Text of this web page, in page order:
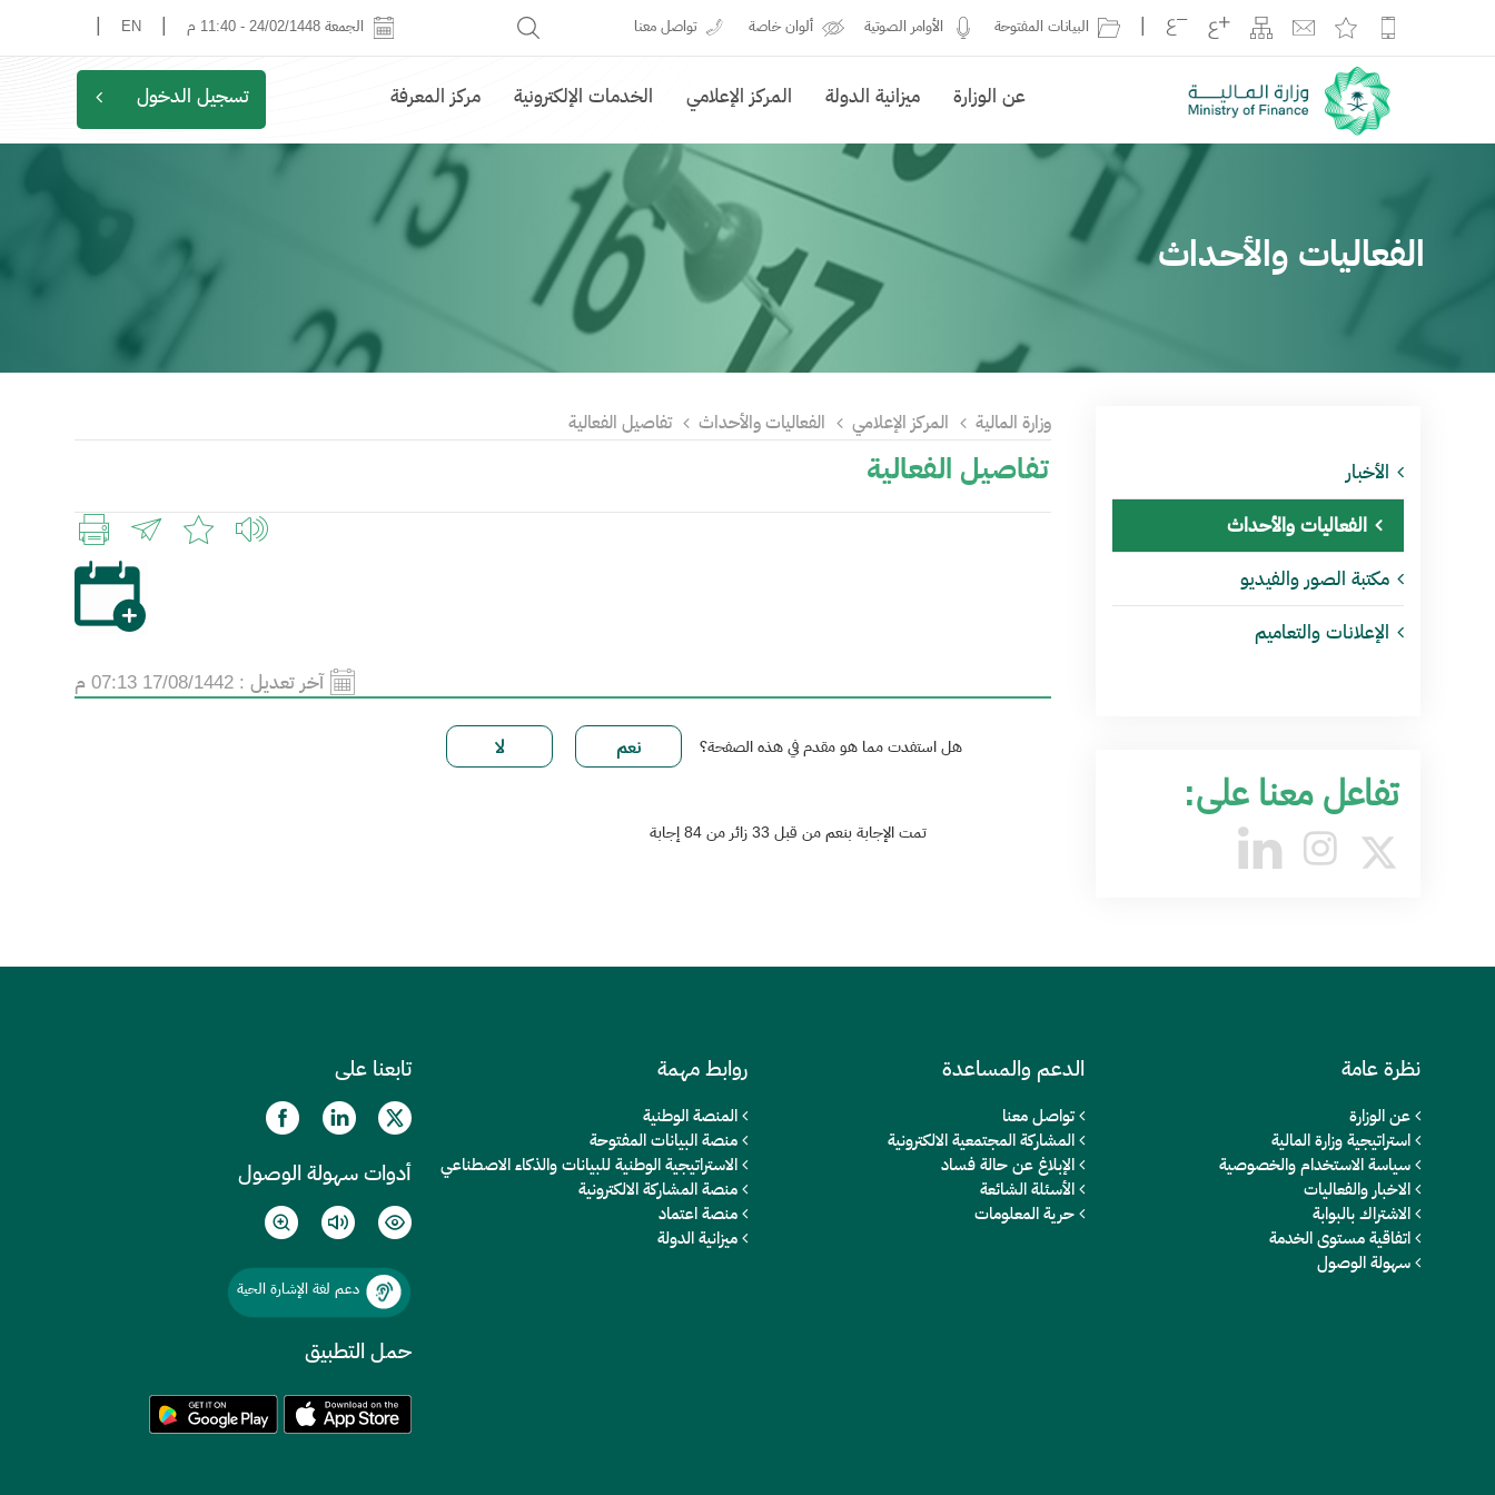
البيانات المفتوحة الأوامر الصوتية ألوان خاصة تواصل معنا EN الجمعة 24/02/1448 - 11:40 م
عن الوزارة ميزانية الدولة المركز الإعلامي الخدمات الإلكترونية مركز المعرفة تسجيل الدخول
الفعاليات والأحداث
الأخبار
الفعاليات والأحداث
مكتبة الصور والفيديو
الإعلانات والتعاميم
تفاعل معنا على:
وزارة المالية المركز الإعلامي الفعاليات والأحداث تفاصيل الفعالية
تفاصيل الفعالية
آخر تعديل : 17/08/1442 07:13 م
هل استفدت مما هو مقدم في هذه الصفحة؟
تمت الإجابة بنعم من قبل 33 زائر من 84 إجابة
نظرة عامة
عن الوزارة
استراتيجية وزارة المالية
سياسة الاستخدام والخصوصية
الاخبار والفعاليات
الاشتراك بالبوابة
اتفاقية مستوى الخدمة
سهولة الوصول
الدعم والمساعدة
تواصل معنا
المشاركة المجتمعية الالكترونية
الإبلاغ عن حالة فساد
الأسئلة الشائعة
حرية المعلومات
روابط مهمة
المنصة الوطنية
منصة البيانات المفتوحة
الاستراتيجية الوطنية للبيانات والذكاء الاصطناعي
منصة المشاركة الالكترونية
منصة اعتماد
ميزانية الدولة
تابعنا على
أدوات سهولة الوصول
دعم لغة الإشارة الحية
حمل التطبيق